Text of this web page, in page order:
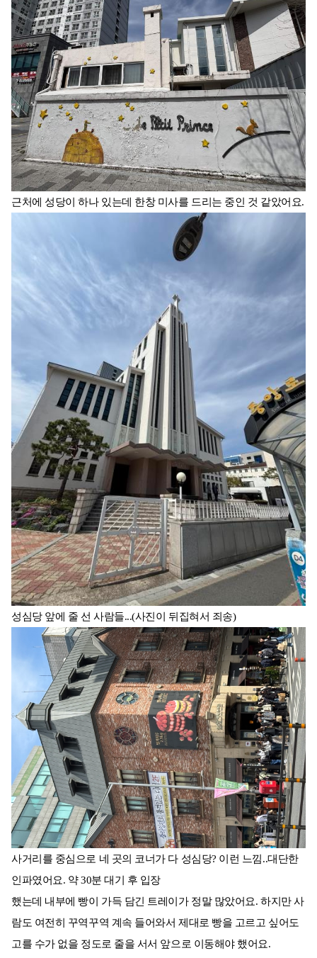
근처에 성당이 하나 있는데 한창 미사를 드리는 중인 것 같았어요.
성심당 앞에 줄 선 사람들...(사진이 뒤집혀서 죄송)
사거리를 중심으로 네 곳의 코너가 다 성심당? 이런 느낌..대단한
인파였어요. 약 30분 대기 후 입장
했는데 내부에 빵이 가득 담긴 트레이가 정말 많았어요. 하지만 사
람도 여전히 꾸역꾸역 계속 들어와서 제대로 빵을 고르고 싶어도
고를 수가 없을 정도로 줄을 서서 앞으로 이동해야 했어요.